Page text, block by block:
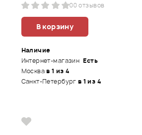
00 отзывов
В корзину
Наличие
Интернет-магазин Есть
Москвав 1 из 4
Санкт-Петербург в 1 из 4